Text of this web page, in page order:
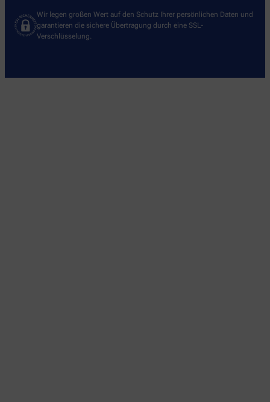
Wir legen großen Wert auf den Schutz Ihrer persönlichen Daten und
garantieren die sichere Übertragung durch eine SSL-
Verschlüsselung.